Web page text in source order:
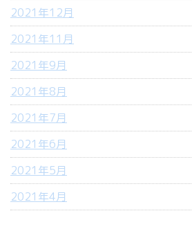
2021年12月
2021年11月
2021年9月
2021年8月
2021年7月
2021年6月
2021年5月
2021年4月